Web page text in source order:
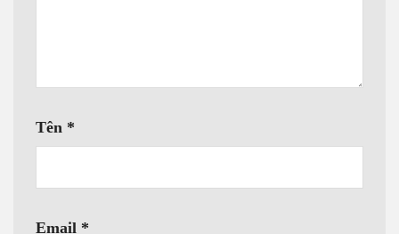
Tên *
Email *